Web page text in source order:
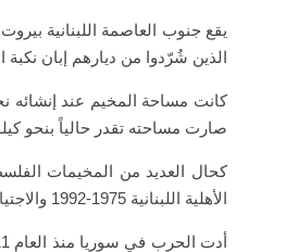
الذين شُرّدوا من ديارهم إبان نكبة العام
كانت مساحة المخيم عند إنشائه
صارت مساحته تقدر حالياً بنحو
كحال العديد من المخيمات
الأهلية اللبنانية 1975-1992 والاجتياح الإسرائيلي للبنان العام 1982، وحرب المخيمات 1985-1987.